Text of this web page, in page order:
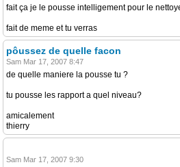
fait ça je le pousse intelligement pour le
fait de meme et tu verras
pôussez de quelle facon
Sam Mar 17, 2007 8:47
de quelle maniere la pousse tu ?
tu pousse les rapport a quel niveau?
amicalement
thierry
Sam Mar 17, 2007 9:30